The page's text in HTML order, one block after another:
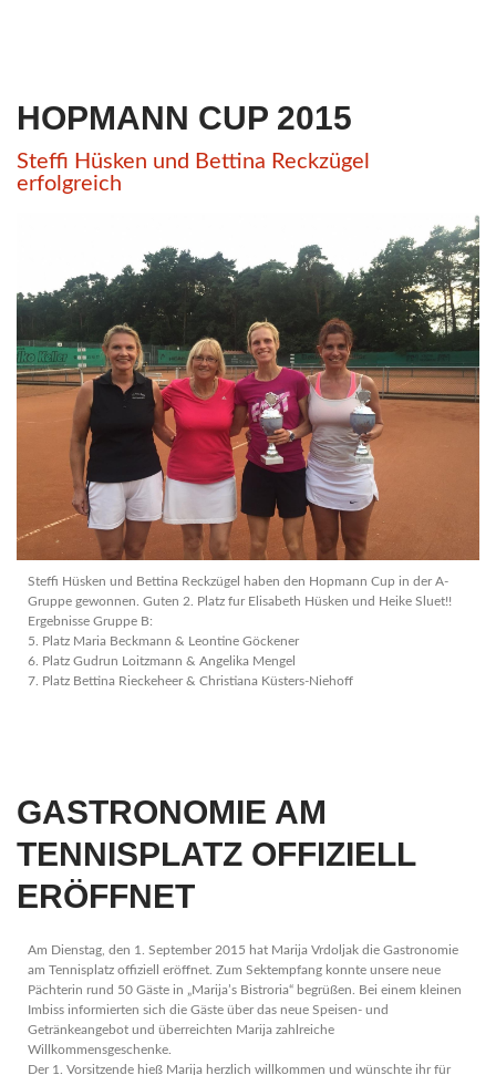
HOPMANN CUP 2015
Steffi Hüsken und Bettina Reckzügel
erfolgreich
Steffi Hüsken und Bettina Reckzügel haben den Hopmann Cup in der A-
Gruppe gewonnen. Guten 2. Platz fur Elisabeth Hüsken und Heike Sluet!!
Ergebnisse Gruppe B:
5. Platz Maria Beckmann & Leontine Göckener
6. Platz Gudrun Loitzmann & Angelika Mengel
7. Platz Bettina Rieckeheer & Christiana Küsters-Niehoff
GASTRONOMIE AM
TENNISPLATZ OFFIZIELL
ERÖFFNET
Am Dienstag, den 1. September 2015 hat Marija Vrdoljak die Gastronomie
am Tennisplatz offiziell eröffnet. Zum Sektempfang konnte unsere neue
Pächterin rund 50 Gäste in „Marija’s Bistroria“ begrüßen. Bei einem kleinen
Imbiss informierten sich die Gäste über das neue Speisen- und
Getränkeangebot und überreichten Marija zahlreiche
Willkommensgeschenke.
Der 1. Vorsitzende hieß Marija herzlich willkommen und wünschte ihr für